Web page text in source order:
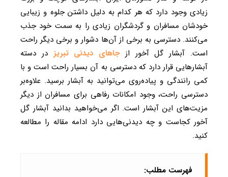
زیادی وجود دارد که هر کدام به دلیل داشتن جلوه و زیبایی
خودشان مسافران و گردشگران زیادی را به سمت خود جذب
می‌کنند. دسترسی به برخی از آن‌ها دشوار و برخی دیگر راحت
است. آبشار گل آخور ازجاهای دیدنی تبریز در دسته
آبشارهایی قرار دارد که دسترسی به آن بسیار راحت است و با
کمی رانندگی و پیاده‌روی می‌توانید به آبشار برسید. علاوه‌بر
دسترسی راحت، وجود امکانات رفاهی برای مسافران از دیگر
مزیت‌های این آبشار است. اگر می‌خواهید بدانید آبشار گل
آخور کجاست و چه دیدنی‌هایی دارد ادامه مقاله را مطالعه
کنید.
فهرست مطلب: